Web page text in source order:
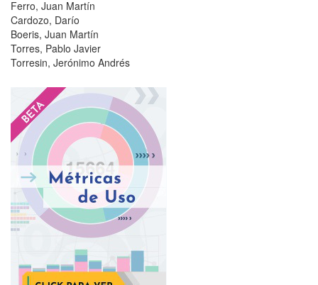
Ferro, Juan Martín
Cardozo, Darío
Boeris, Juan Martín
Torres, Pablo Javier
Torresin, Jerónimo Andrés
?